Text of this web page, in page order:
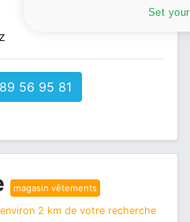
56 95 81
magasin vêtements
2 km de votre recherche
Set